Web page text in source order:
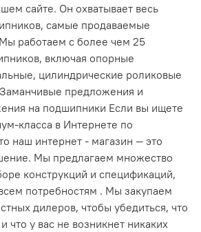
сайте. Он охватывает весь
самые продаваемые
работаем с более чем 25
включая опорные
цилиндрические роликовые
предложения и
на подшипники Если вы ищете
класса в Интернете по
наш интернет - магазин — это
Мы предлагаем множество
конструкций и спецификаций,
потребностям . Мы закупаем
дилеров, чтобы убедиться, что
что у вас не возникнет никаких